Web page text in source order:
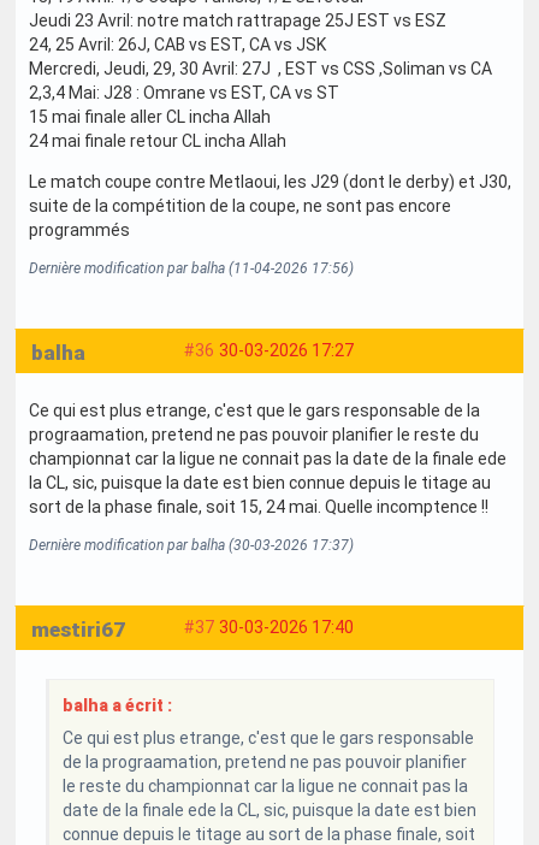
Jeudi 23 Avril: notre match rattrapage 25J EST vs ESZ
24, 25 Avril: 26J, CAB vs EST, CA vs JSK
Mercredi, Jeudi, 29, 30 Avril: 27J , EST vs CSS ,Soliman vs CA
2,3,4 Mai: J28 : Omrane vs EST, CA vs ST
15 mai finale aller CL incha Allah
24 mai finale retour CL incha Allah
Le match coupe contre Metlaoui, les J29 (dont le derby) et J30,
suite de la compétition de la coupe, ne sont pas encore
programmés
Dernière modification par balha (11-04-2026 17:56)
#36 30-03-2026 17:27
balha
Ce qui est plus etrange, c'est que le gars responsable de la
prograamation, pretend ne pas pouvoir planifier le reste du
championnat car la ligue ne connait pas la date de la finale ede
la CL, sic, puisque la date est bien connue depuis le titage au
sort de la phase finale, soit 15, 24 mai. Quelle incomptence !!
Dernière modification par balha (30-03-2026 17:37)
#37 30-03-2026 17:40
mestiri67
balha a écrit :
Ce qui est plus etrange, c'est que le gars responsable
de la prograamation, pretend ne pas pouvoir planifier
le reste du championnat car la ligue ne connait pas la
date de la finale ede la CL, sic, puisque la date est bien
connue depuis le titage au sort de la phase finale, soit